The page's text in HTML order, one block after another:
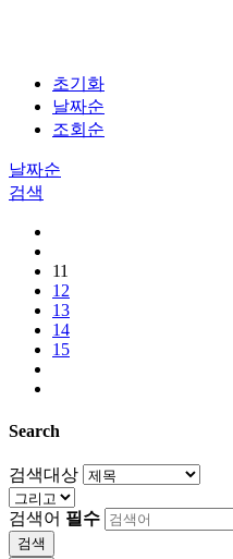
초기화
날짜순
조회순
날짜순
검색
11
12
13
14
15
Search
검색대상
검색어 필수
검색